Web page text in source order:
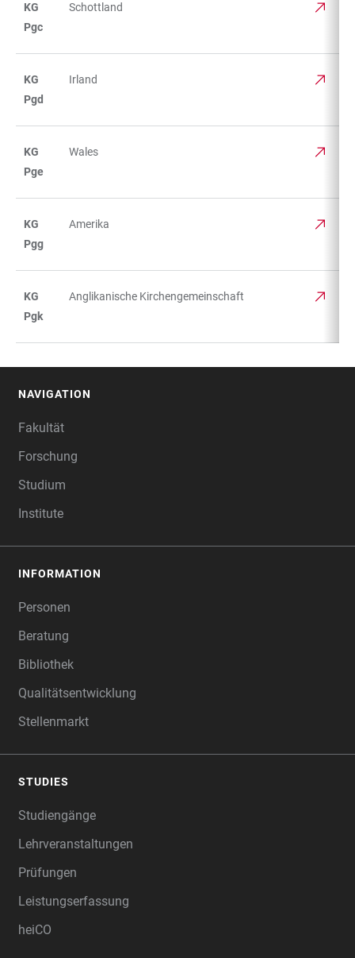
KG
Pgc
Schottland
KG
Pgd
Irland
KG
Pge
Wales
KG
Pgg
Amerika
KG
Pgk
Anglikanische Kirchengemeinschaft
NAVIGATION
Fakultät
Forschung
Studium
Institute
INFORMATION
Personen
Beratung
Bibliothek
Qualitätsentwicklung
Stellenmarkt
STUDIES
Studiengänge
Lehrveranstaltungen
Prüfungen
Leistungserfassung
heiCO